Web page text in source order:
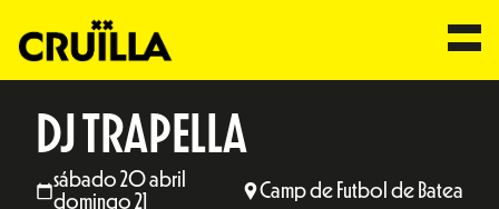
DJ TRAPELLA
sábado 20 abril
domingo 21
Camp de Futbol de Batea